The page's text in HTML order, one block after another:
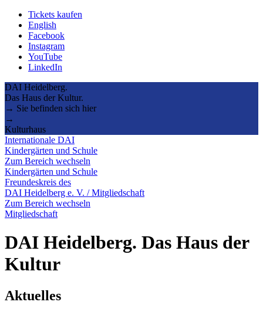
Tickets kaufen
English
Facebook
Instagram
YouTube
LinkedIn
DAI Heidelberg.
Das Haus der Kultur.
→ Sie befinden sich hier
→
Kulturhaus
Internationale DAI
Kindergärten und Schule
Zum Bereich wechseln
Kindergärten und Schule
Freundeskreis des
DAI Heidelberg e. V. / Mitgliedschaft
Zum Bereich wechseln
Mitgliedschaft
DAI Heidelberg. Das Haus der
Kultur
Aktuelles